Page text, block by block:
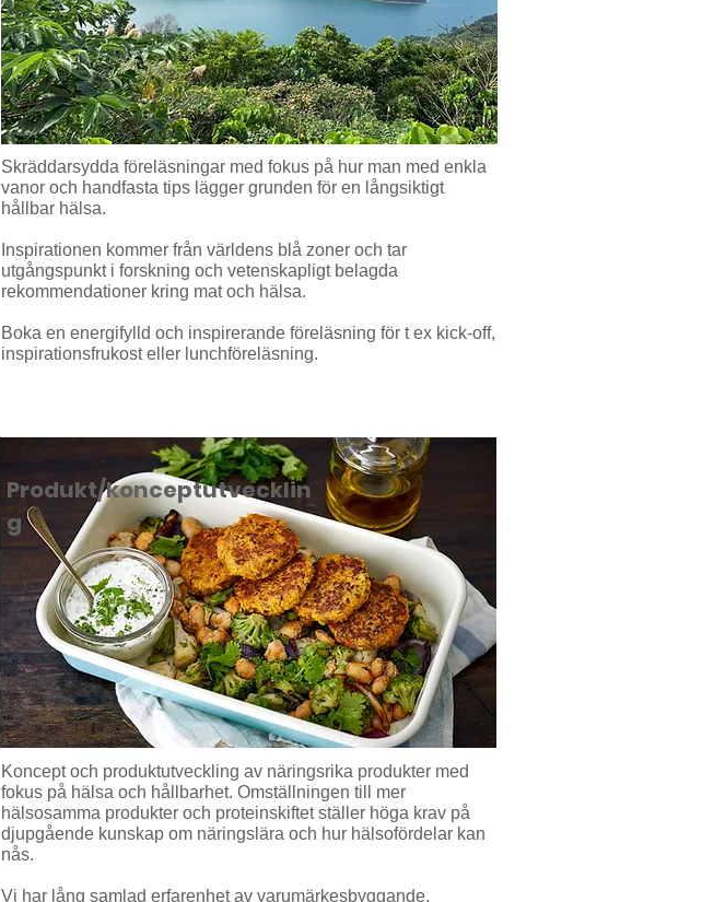
Skräddarsydda föreläsningar med fokus på hur man med enkla
vanor och handfasta tips lägger grunden för en långsiktigt
hållbar hälsa.
Inspirationen kommer från världens blå zoner och tar
utgångspunkt i forskning och vetenskapligt belagda
rekommendationer kring mat och hälsa.
Boka en energifylld och inspirerande föreläsning för t ex kick-off,
inspirationsfrukost eller lunchföreläsning.
Koncept och produktutveckling av näringsrika produkter med
fokus på hälsa och hållbarhet. Omställningen till mer
hälsosamma produkter och proteinskiftet ställer höga krav på
djupgående kunskap om näringslära och hur hälsofördelar kan
nås.
Vi har lång samlad erfarenhet av varumärkesbyggande,
Produkt/konceptutvecklin
g